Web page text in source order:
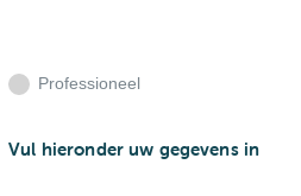
Professioneel
Vul hieronder uw gegevens in